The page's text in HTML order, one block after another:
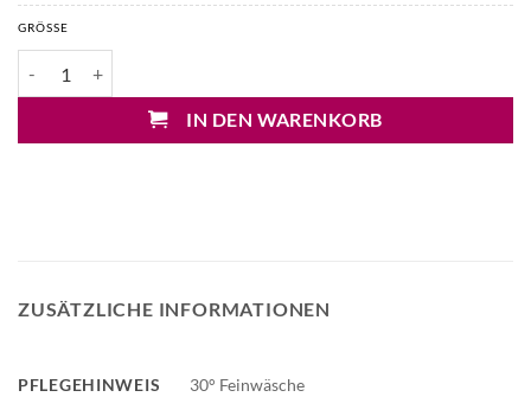
GRÖSSE
IN DEN WARENKORB
ZUSÄTZLICHE INFORMATIONEN
PFLEGEHINWEIS 30° Feinwäsche